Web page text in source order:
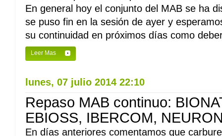
En general hoy el conjunto del MAB se ha
se puso fin en la sesión de ayer y
su continuidad en próximos días como
Leer Mas
lunes, 07 julio 2014 22:10
Repaso MAB continuo:
EBIOSS, IBERCOM,
En días anteriores comentamos que